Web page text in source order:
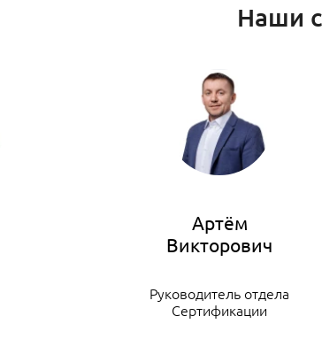
Наши
Артём
Руководитель отдела
Сертификации